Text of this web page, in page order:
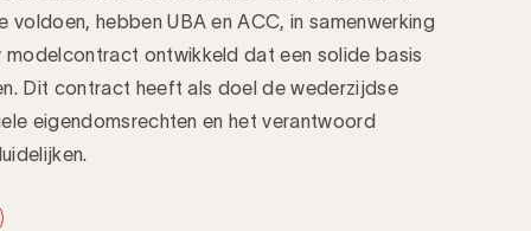
hebben UBA en ACC, in samenwerking
ontwikkeld dat een solide basis
Dit contract heeft als doel de wederzijdse
eigendomsrechten en het verantwoord